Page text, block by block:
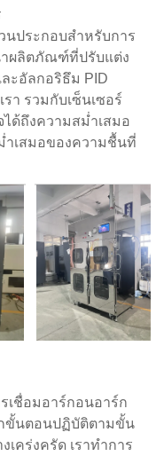
นประกอบสำหรับการ
าผลิตภัณฑ์ที่ปรับแต่ง
ะอัลกอริธึม PID
า รวมกับเซ็นเซอร์
ด้ถึงความสม่ำเสมอ
เสมอของความชื้นที่
เชื่อมอาร์กอนอาร์ก
ขั้นตอนปฏิบัติตามขั้น
เคร่งครัด เราทำการ